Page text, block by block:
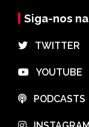
Siga-nos
⠀TWITTER
⠀YOUTUBE
⠀PODCASTS